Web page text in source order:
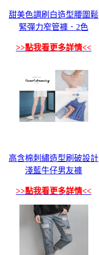
甜美色調刷白造型腰圍鬆
緊彈力窄管褲．2色
>>點我看更多詳情<<
高含棉刺繡造型刷破設計
淺藍牛仔男友褲
>>點我看更多詳情<<